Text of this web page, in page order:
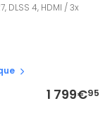
DLSS 4, HDMI / 3x
1 799€95